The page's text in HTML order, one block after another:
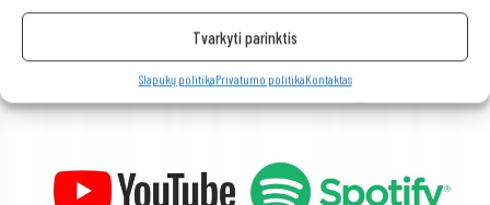
Tvarkyti parinktis
Slapukų politikaPrivatumo politikaKontaktas